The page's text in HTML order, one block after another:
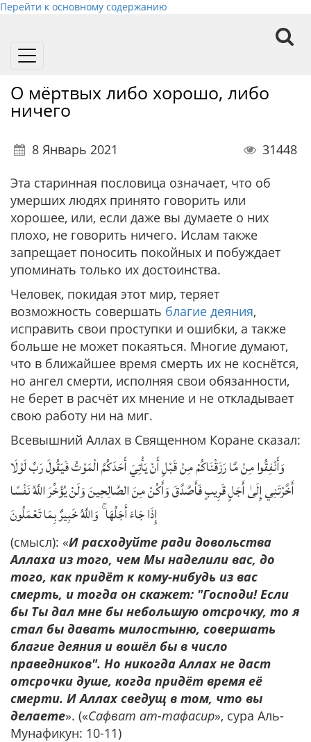
Перейти к основному содержанию
Toggle
О мёртвых либо хорошо, либо
ничего
8 Январь 2021
31448
Эта старинная пословица означает, что об
умерших людях принято говорить или
хорошее, или, если даже вы думаете о них
плохо, не говорить ничего. Ислам также
запрещает поносить покойных и побуждает
упоминать только их достоинства.
Человек, покидая этот мир, теряет
возможность совершать благие деяния,
исправить свои проступки и ошибки, а также
больше не может покаяться. Многие думают,
что в ближайшее время смерть их не коснётся,
но ангел смерти, исполняя свои обязанности,
не берет в расчёт их мнение и не откладывает
свою работу ни на миг.
Всевышний Аллах в Священном Коране сказал:
وَأَنْفِقُوا مِنْ مَّا رَزَقْنَاكُمْ مِنْ قَبْلِ أَنْ يَأْتِيَ أَحَدَكُمُ الْمَوْتُ فَيَقُولَ رَبِّ لَوْلَا
أَخَّرْتَنِي إِلَىٰ أَجَلٍ قَرِيبٍ فَأَصَّدَّقَ وَأَكُنْ مِنَ الصَّالِحِينَ وَلَنْ يُؤَخِّرَ اللَّهُ نَفْسًا
إِذَا جَاءَ أَجَلُهَا ۚ وَاللَّهُ خَبِيرٌ بِمَا تَعْمَلُونَ
(смысл): «И расходуйте ради довольства
Аллаха из того, чем Мы наделили вас, до
того, как придёт к кому-нибудь из вас
смерть, и тогда он скажет: "Господи! Если
бы Ты дал мне бы небольшую отсрочку, то я
стал бы давать милостыню, совершать
благие деяния и вошёл бы в число
праведников". Но никогда Аллах не даст
отсрочки душе, когда придёт время её
смерти. И Аллах сведущ в том, что вы
делаете». («Сафват ат-тафасир», сура Аль-
Мунафикун: 10-11)